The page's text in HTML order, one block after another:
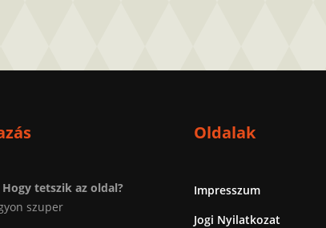
Hogy tetszik az oldal?
szuper
Oldalak
Impresszum
Jogi Nyilatkozat